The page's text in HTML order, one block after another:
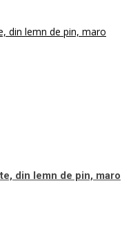
din lemn de pin, maro